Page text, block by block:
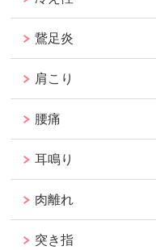
鵞足炎
肩こり
腰痛
耳鳴り
肉離れ
突き指